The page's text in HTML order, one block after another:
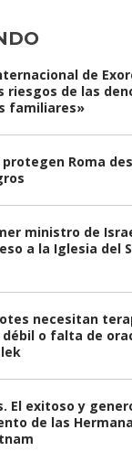
de
riesgos de las
familiares»
protegen Roma
ministro de
a la Iglesia del
necesitan
o falta de
El exitoso y
de las